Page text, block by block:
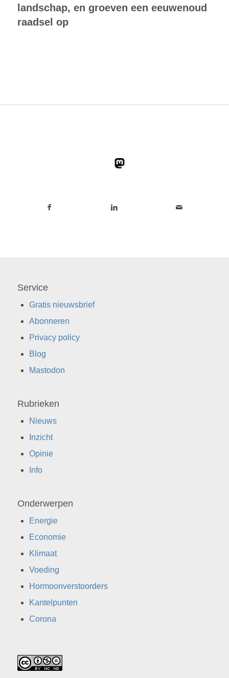
landschap, en groeven een eeuwenoud
raadsel op
Service
Gratis nieuwsbrief
Abonneren
Privacy policy
Blog
Mastodon
Rubrieken
Nieuws
Inzicht
Opinie
Info
Onderwerpen
Energie
Economie
Klimaat
Voeding
Hormoonverstoorders
Kantelpunten
Corona